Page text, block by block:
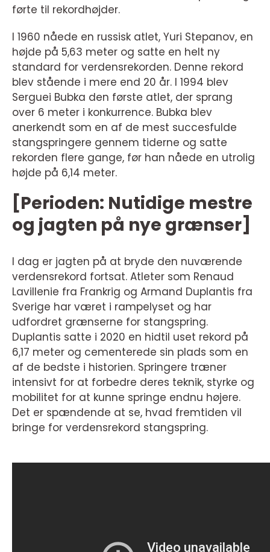
førte til rekordhøjder.
I 1960 nåede en russisk atlet, Yuri Stepanov, en
højde på 5,63 meter og satte en helt ny
standard for verdensrekorden. Denne rekord
blev stående i mere end 20 år. I 1994 blev
Serguei Bubka den første atlet, der sprang
over 6 meter i konkurrence. Bubka blev
anerkendt som en af de mest succesfulde
stangspringere gennem tiderne og satte
rekorden flere gange, før han nåede en utrolig
højde på 6,14 meter.
[Perioden: Nutidige mestre
og jagten på nye grænser]
I dag er jagten på at bryde den nuværende
verdensrekord fortsat. Atleter som Renaud
Lavillenie fra Frankrig og Armand Duplantis fra
Sverige har været i rampelyset og har
udfordret grænserne for stangspring.
Duplantis satte i 2020 en hidtil uset rekord på
6,17 meter og cementerede sin plads som en
af de bedste i historien. Springere træner
intensivt for at forbedre deres teknik, styrke og
mobilitet for at kunne springe endnu højere.
Det er spændende at se, hvad fremtiden vil
bringe for verdensrekord stangspring.